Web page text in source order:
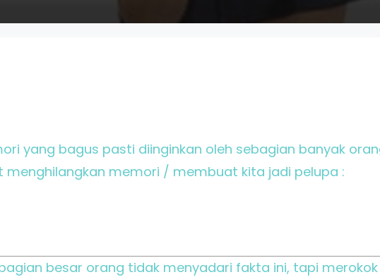
yang bagus pasti diinginkan oleh sebagian banyak
menghilangkan memori / membuat kita jadi pelupa :
besar orang tidak menyadari fakta ini, tapi